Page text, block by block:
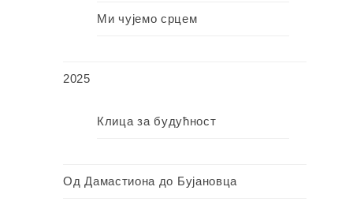
Ми чујемо срцем
2025
Клица за будућност
Од Дамастиона до Бујановца